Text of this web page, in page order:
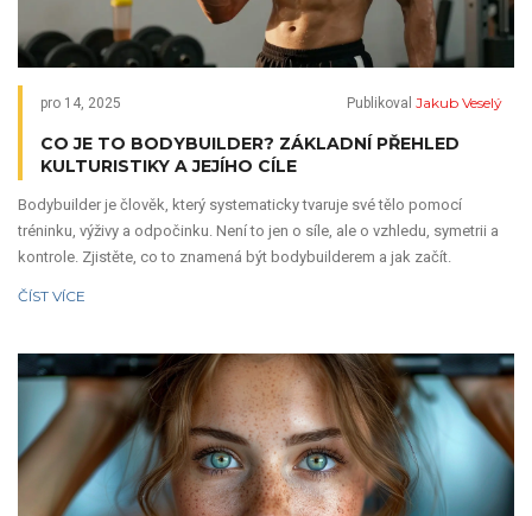
pro 14, 2025 Publikoval Jakub Veselý
CO JE TO BODYBUILDER? ZÁKLADNÍ PŘEHLED
KULTURISTIKY A JEJÍHO CÍLE
Bodybuilder je člověk, který systematicky tvaruje své tělo pomocí
tréninku, výživy a odpočinku. Není to jen o síle, ale o vzhledu, symetrii a
kontrole. Zjistěte, co to znamená být bodybuilderem a jak začít.
ČÍST VÍCE